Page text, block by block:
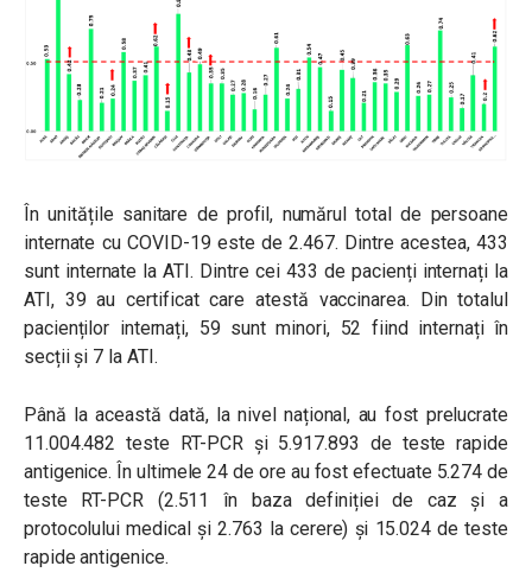
În unitățile sanitare de profil, numărul total de persoane
internate cu COVID-19 este de 2.467. Dintre acestea, 433
sunt internate la ATI. Dintre cei 433 de pacienți internați la
ATI, 39 au certificat care atestă vaccinarea. Din totalul
pacienților internați, 59 sunt minori, 52 fiind internați în
secții și 7 la ATI.
Până la această dată, la nivel național, au fost prelucrate
11.004.482 teste RT-PCR și 5.917.893 de teste rapide
antigenice. În ultimele 24 de ore au fost efectuate 5.274 de
teste RT-PCR (2.511 în baza definiției de caz și a
protocolului medical și 2.763 la cerere) și 15.024 de teste
rapide antigenice.